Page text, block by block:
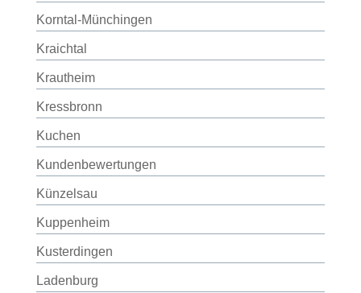
Korntal-Münchingen
Kraichtal
Krautheim
Kressbronn
Kuchen
Kundenbewertungen
Künzelsau
Kuppenheim
Kusterdingen
Ladenburg